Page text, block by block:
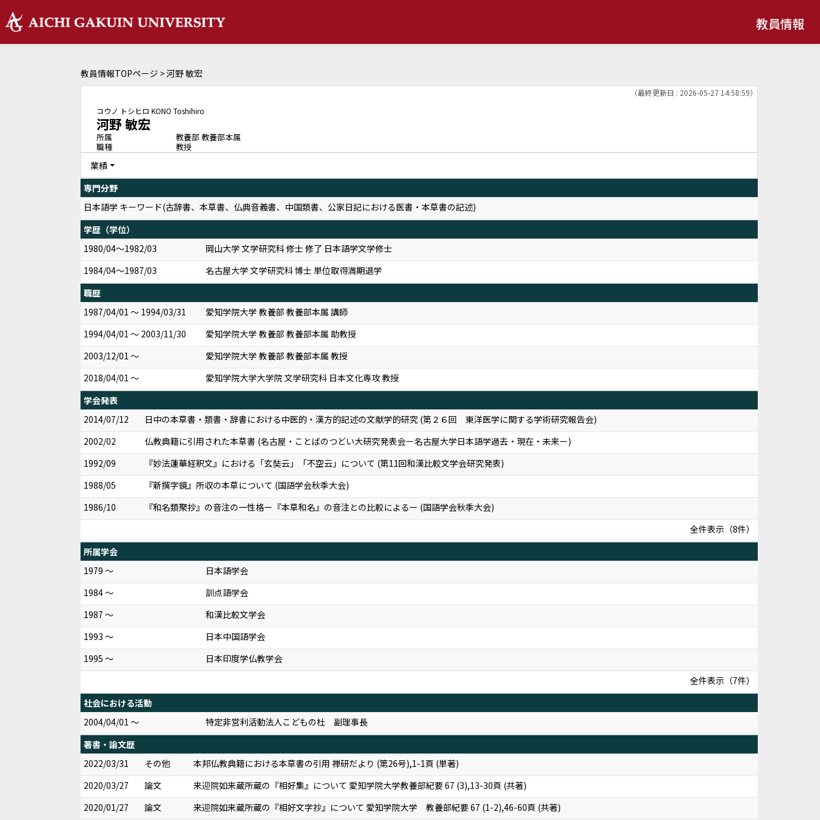
教員情報
教員情報TOPページ > 河野 敏宏
（最終更新日 : 2026-05-27 14:58:59）
コウノ トシヒロ KONO Toshihiro
河野 敏宏
所属
教養部 教養部本属
職種
教授
業績
専門分野
日本語学 キーワード(古辞書、本草書、仏典音義書、中国類書、公家日記における医書・本草書の記述)
学歴（学位）
1980/04～1982/03
岡山大学 文学研究科 修士 修了 日本語学文学修士
1984/04～1987/03
名古屋大学 文学研究科 博士 単位取得満期退学
職歴
1987/04/01 ～ 1994/03/31
愛知学院大学 教養部 教養部本属 講師
1994/04/01 ～ 2003/11/30
愛知学院大学 教養部 教養部本属 助教授
2003/12/01 ～
愛知学院大学 教養部 教養部本属 教授
2018/04/01 ～
愛知学院大学大学院 文学研究科 日本文化専攻 教授
学会発表
2014/07/12
日中の本草書・類書・辞書における中医的・漢方的記述の文献学的研究 (第２６回 東洋医学に関する学術研究報告会)
2002/02
仏教典籍に引用された本草書 (名古屋・ことばのつどい大研究発表会ー名古屋大学日本語学過去・現在・未来ー)
1992/09
『妙法蓮華経釈文』における「玄奘云」「不空云」について (第11回和漢比較文学会研究発表)
1988/05
『新撰字鏡』所収の本草について (国語学会秋季大会)
1986/10
『和名類聚抄』の音注の一性格ー『本草和名』の音注との比較によるー (国語学会秋季大会)
全件表示（8件）
所属学会
1979 ～
日本語学会
1984 ～
訓点語学会
1987 ～
和漢比較文学会
1993 ～
日本中国語学会
1995 ～
日本印度学仏教学会
全件表示（7件）
社会における活動
2004/04/01 ～
特定非営利活動法人こどもの杜 副理事長
著書・論文歴
2022/03/31
その他
本邦仏教典籍における本草書の引用 禅研だより (第26号),1-1頁 (単著)
2020/03/27
論文
来迎院如来蔵所蔵の『相好集』について 愛知学院大学教養部紀要 67 (3),13-30頁 (共著)
2020/01/27
論文 来迎院如来蔵所蔵の『相好文字抄』について 愛知学院大学 教養部紀要 67 (1-2),46-60頁 (共著)